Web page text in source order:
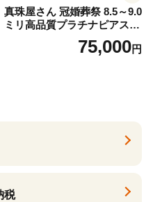
真珠屋さん 冠婚葬祭 8.5～9.0
ミリ高品質プラチナピアス P
t900 志摩産アコヤ真珠 ブラ
ックパール 黒真珠75,000円
税